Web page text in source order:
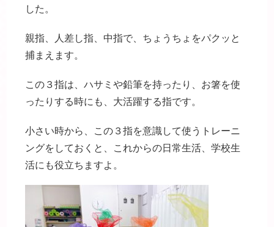
した。
親指、人差し指、中指で、ちょうちょをパクッと
捕まえます。
この３指は、ハサミや鉛筆を持ったり、お箸を使
ったりする時にも、大活躍する指です。
小さい時から、この３指を意識して使うトレーニ
ングをしておくと、これからの日常生活、学校生
活にも役立ちますよ。